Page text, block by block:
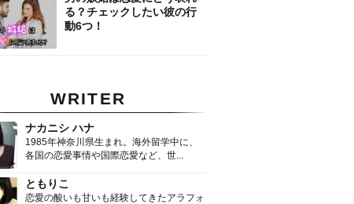
る？チェックしたい彼の行
動6つ！
WRITER
ナカニシ ハナ
1985年神奈川県生まれ。海外留学中に、
各国の恋愛事情や国際恋愛など、世...
ともりこ
恋愛の酸いも甘いも経験してきたアラフォ